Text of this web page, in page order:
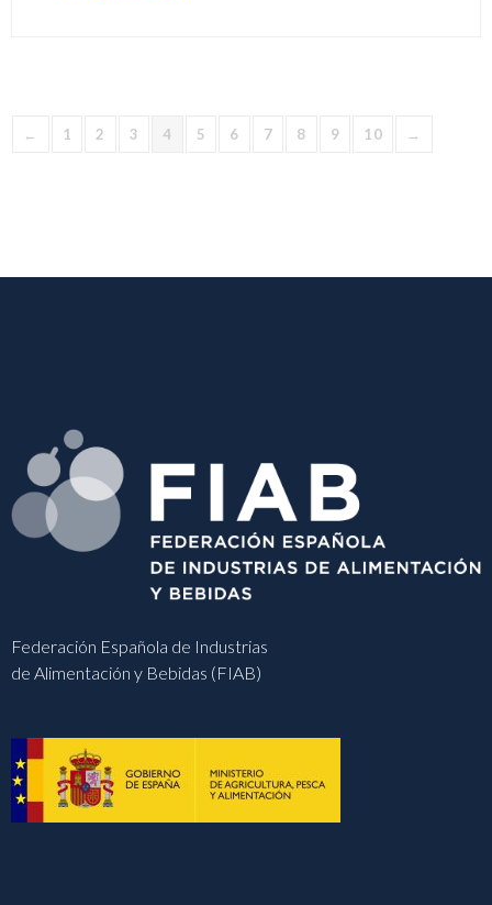
← 1 2 3 4 5 6 7 8 9 10 →
Federación Española de Industrias
de Alimentación y Bebidas (FIAB)